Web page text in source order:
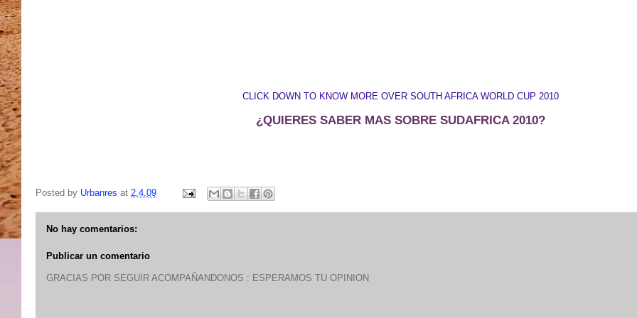
CLICK DOWN TO KNOW MORE OVER SOUTH AFRICA WORLD CUP 2010
¿QUIERES SABER MAS SOBRE SUDAFRICA 2010?
Posted by Urbanres at 2.4.09
No hay comentarios:
Publicar un comentario
GRACIAS POR SEGUIR ACOMPAÑANDONOS : ESPERAMOS TU OPINION